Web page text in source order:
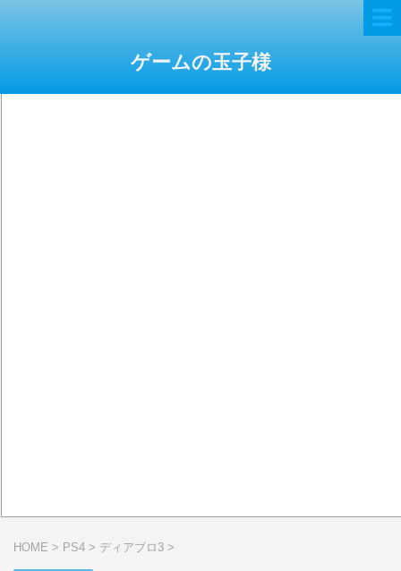
ゲームの玉子様
HOME > PS4 > ディアブロ3 >